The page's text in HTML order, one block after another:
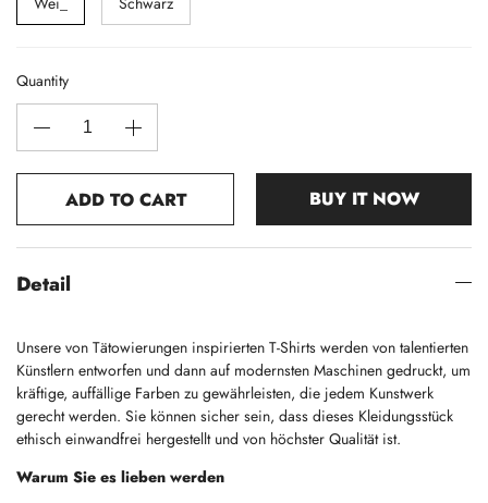
Quantity
ADD TO CART BUY IT NOW
Detail
Unsere von Tätowierungen inspirierten T-Shirts werden von talentierten
Künstlern entworfen und dann auf modernsten Maschinen gedruckt, um
kräftige, auffällige Farben zu gewährleisten, die jedem Kunstwerk
gerecht werden. Sie können sicher sein, dass dieses Kleidungsstück
ethisch einwandfrei hergestellt und von höchster Qualität ist.
Warum Sie es lieben werden